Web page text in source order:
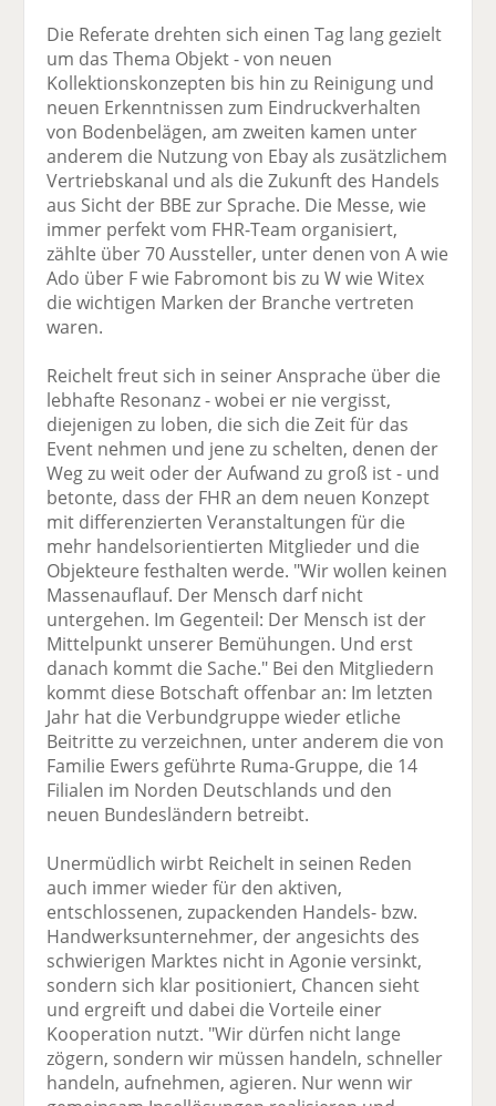
Die Referate drehten sich einen Tag lang gezielt
um das Thema Objekt - von neuen
Kollektionskonzepten bis hin zu Reinigung und
neuen Erkenntnissen zum Eindruckverhalten
von Bodenbelägen, am zweiten kamen unter
anderem die Nutzung von Ebay als zusätzlichem
Vertriebskanal und als die Zukunft des Handels
aus Sicht der BBE zur Sprache. Die Messe, wie
immer perfekt vom FHR-Team organisiert,
zählte über 70 Aussteller, unter denen von A wie
Ado über F wie Fabromont bis zu W wie Witex
die wichtigen Marken der Branche vertreten
waren.
Reichelt freut sich in seiner Ansprache über die
lebhafte Resonanz - wobei er nie vergisst,
diejenigen zu loben, die sich die Zeit für das
Event nehmen und jene zu schelten, denen der
Weg zu weit oder der Aufwand zu groß ist - und
betonte, dass der FHR an dem neuen Konzept
mit differenzierten Veranstaltungen für die
mehr handelsorientierten Mitglieder und die
Objekteure festhalten werde. "Wir wollen keinen
Massenauflauf. Der Mensch darf nicht
untergehen. Im Gegenteil: Der Mensch ist der
Mittelpunkt unserer Bemühungen. Und erst
danach kommt die Sache." Bei den Mitgliedern
kommt diese Botschaft offenbar an: Im letzten
Jahr hat die Verbundgruppe wieder etliche
Beitritte zu verzeichnen, unter anderem die von
Familie Ewers geführte Ruma-Gruppe, die 14
Filialen im Norden Deutschlands und den
neuen Bundesländern betreibt.
Unermüdlich wirbt Reichelt in seinen Reden
auch immer wieder für den aktiven,
entschlossenen, zupackenden Handels- bzw.
Handwerksunternehmer, der angesichts des
schwierigen Marktes nicht in Agonie versinkt,
sondern sich klar positioniert, Chancen sieht
und ergreift und dabei die Vorteile einer
Kooperation nutzt. "Wir dürfen nicht lange
zögern, sondern wir müssen handeln, schneller
handeln, aufnehmen, agieren. Nur wenn wir